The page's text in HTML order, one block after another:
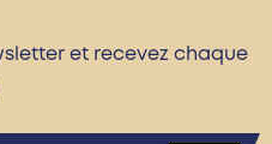
et recevez chaque